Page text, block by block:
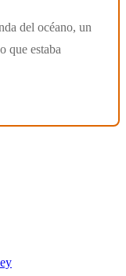
del océano, un
que estaba